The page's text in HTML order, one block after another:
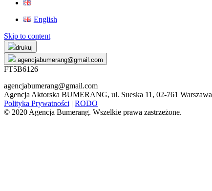
English
Skip to content
drukuj
agencjabumerang@gmail.com
FT5B6126
agencjabumerang@gmail.com
Agencja Aktorska BUMERANG, ul. Sueska 11, 02-761 Warszawa
Polityka Prywatności | RODO
© 2020 Agencja Bumerang. Wszelkie prawa zastrzeżone.